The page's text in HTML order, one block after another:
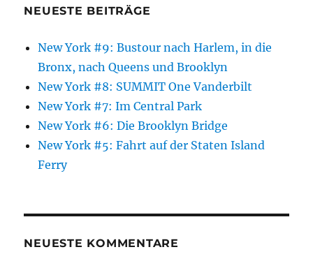
NEUESTE BEITRÄGE
New York #9: Bustour nach Harlem, in die
Bronx, nach Queens und Brooklyn
New York #8: SUMMIT One Vanderbilt
New York #7: Im Central Park
New York #6: Die Brooklyn Bridge
New York #5: Fahrt auf der Staten Island
Ferry
NEUESTE KOMMENTARE